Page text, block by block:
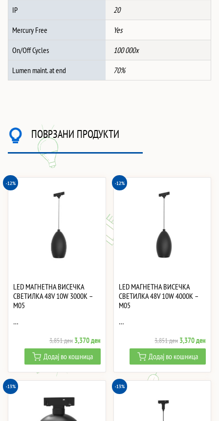
IP 20
Mercury Free Yes
On/Off Cycles 100 000x
Lumen maint. at end 70%
ПОВРЗАНИ ПРОДУКТИ
-12%
LED МАГНЕТНА ВИСЕЧКА
СВЕТИЛКА 48V 10W 3000K –
M05
…
3,851ден Original
price
was:
3,851 ден.
3,370денCurrent
price
is:
3,370 ден.
Додај во кошница
-12%
LED МАГНЕТНА ВИСЕЧКА
СВЕТИЛКА 48V 10W 4000K –
M05
…
3,851ден Original
price
was:
3,851 ден.
3,370ден
price
is:
Додај во кошница
-13% -13%